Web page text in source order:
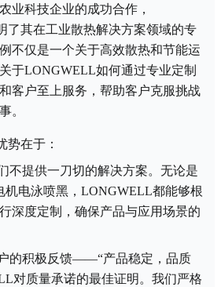
业科技企业的成功合作，
了其在工业散热解决方案领域的专
不仅是一个关于高效散热和节能运
于LONGWELL如何通过专业定制
客户至上服务，帮助客户克服挑战
。
势在于：
不提供一刀切的解决方案。无论是
机电泳喷黑，LONGWELL都能够根
深度定制，确保产品与应用场景的
的积极反馈——“产品稳定，品质
对质量承诺的最佳证明。我们严格